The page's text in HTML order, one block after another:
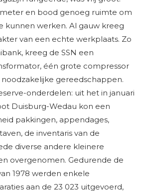
en bood genoeg ruimte om
kunnen werken. Al gauw kreeg
van een echte werkplaats. Zo
kreeg de SSN een
één grote compressor
gereedschappen.
onderdelen: uit het in januari
Duisburg-Wedau kon een
pakkingen, appendages,
de inventaris van de
diverse andere kleinere
overgenomen. Gedurende de
1978 werden enkele
aan de 23 023 uitgevoerd,